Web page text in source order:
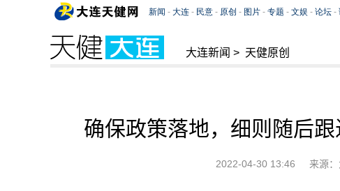
大连新闻 > 天健原创
确保政策落地，细则随后跟
2022-04-30 13:46 来源